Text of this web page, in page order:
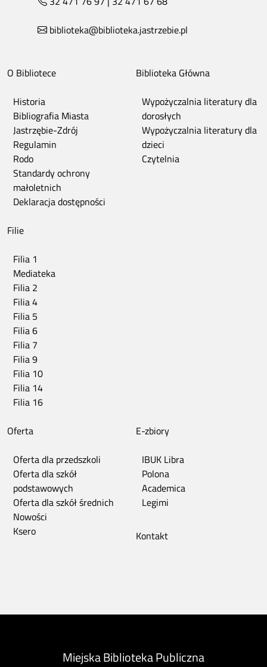
biblioteka@biblioteka.jastrzebie.pl
O Bibliotece
Historia
Bibliografia Miasta
Jastrzębie-Zdrój
Regulamin
Rodo
Standardy ochrony
małoletnich
Deklaracja dostępności
Biblioteka Główna
Wypożyczalnia literatury dla
dorosłych
Wypożyczalnia literatury dla
dzieci
Czytelnia
Filie
Filia 1
Mediateka
Filia 2
Filia 4
Filia 5
Filia 6
Filia 7
Filia 9
Filia 10
Filia 14
Filia 16
Oferta
Oferta dla przedszkoli
Oferta dla szkół
podstawowych
Oferta dla szkół średnich
Nowości
Ksero
E-zbiory
IBUK Libra
Polona
Academica
Legimi
Kontakt
Miejska Biblioteka Publiczna